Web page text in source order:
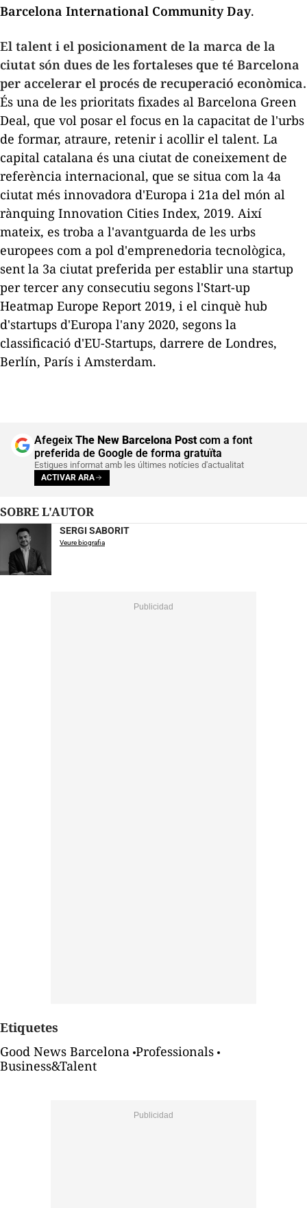
Barcelona International Community Day.
El talent i el posicionament de la marca de la
ciutat són dues de les fortaleses que té Barcelona
per accelerar el procés de recuperació econòmica.
És una de les prioritats fixades al Barcelona Green
Deal, que vol posar el focus en la capacitat de l'urbs
de formar, atraure, retenir i acollir el talent. La
capital catalana és una ciutat de coneixement de
referència internacional, que se situa com la 4a
ciutat més innovadora d'Europa i 21a del món al
rànquing Innovation Cities Index, 2019. Així
mateix, es troba a l'avantguarda de les urbs
europees com a pol d'emprenedoria tecnològica,
sent la 3a ciutat preferida per establir una startup
per tercer any consecutiu segons l'Start-up
Heatmap Europe Report 2019, i el cinquè hub
d'startups d'Europa l'any 2020, segons la
classificació d'EU-Startups, darrere de Londres,
Berlín, París i Amsterdam.
Afegeix The New Barcelona Postcom a font
preferida de Google de forma gratuïta
Estigues informat amb les últimes notícies d'actualitat
ACTIVAR ARA
SOBRE L'AUTOR
SERGI SABORIT
Veure biografia
Etiquetes
Good News Barcelona Professionals
Business&Talent